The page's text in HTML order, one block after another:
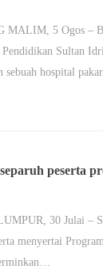
MALIM, 5 Ogos –
Sultan
sebuah hospital
peserta
belia
30 Julai –
menyertai